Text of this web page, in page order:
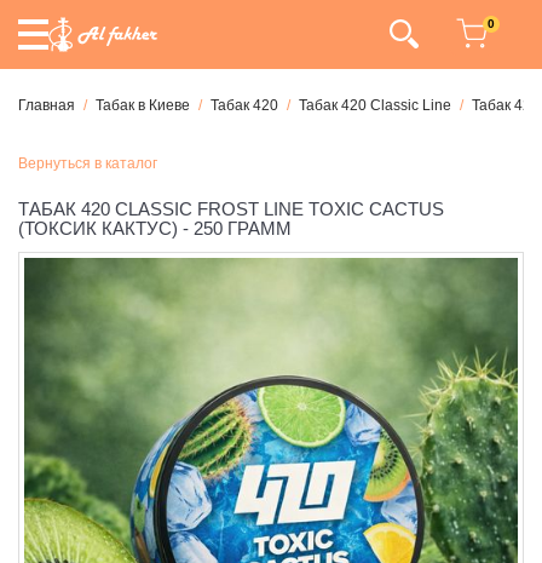
0
Главная Табак в Киеве Табак 420 Табак 420 Classic Line Табак
Вернуться в каталог
ТАБАК 420 CLASSIC FROST LINE TOXIC CACTUS
(ТОКСИК КАКТУС) - 250 ГРАММ